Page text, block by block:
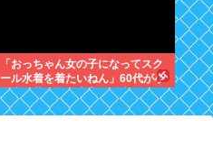
「おっちゃん女の子になってスク
ール水着を着たいねん」60代が小
学生に夢を語る事案が発生